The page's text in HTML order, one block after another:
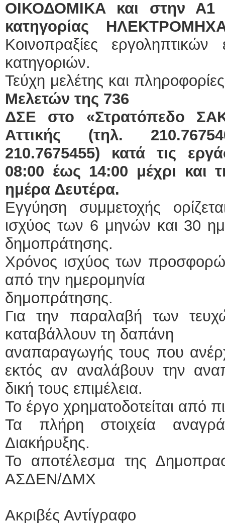
ΟΙΚΟΔΟΜΙΚΑ και στην Α1
κατηγορίας
Κοινοπραξίες εργοληπτικών
κατηγοριών.
Τεύχη μελέτης και
Μελετών της 736
ΔΣΕ στο «Στρατόπεδο
Αττικής (τηλ.
210.7675455) κατά τις
08:00 έως 14:00 μέχρι και
ημέρα Δευτέρα.
Εγγύηση συμμετοχής
ισχύος των 6 μηνών και 30
δημοπράτησης.
Χρόνος ισχύος των
από την ημερομηνία
δημοπράτησης.
Για την παραλαβή των
καταβάλλουν τη δαπάνη
αναπαραγωγής τους που
εκτός αν αναλάβουν την
δική τους επιμέλεια.
Το έργο χρηματοδοτείται από
Τα πλήρη στοιχεία
Διακήρυξης.
Το αποτέλεσμα της
ΑΣΔΕΝ/ΔΜΧ
Ακριβές